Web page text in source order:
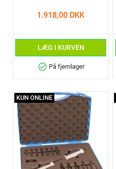
1.918,00 DKK
LÆG I KURVEN
check_circle På fjernlager
KUN ONLINE